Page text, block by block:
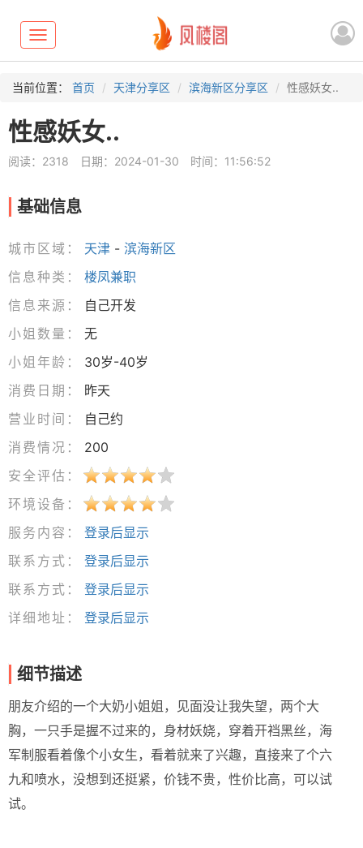
Toggle
navigation
当前位置： 首页 天津分享区 滨海新区分享区 性感妖女..
性感妖女..
阅读：2318 日期：2024-01-30 时间：11:56:52
基础信息
城市区域： 天津 - 滨海新区
信息种类：
楼凤兼职
信息来源：
自己开发
小姐数量：
无
小姐年龄：
30岁-40岁
消费日期：
昨天
营业时间：
自己约
消费情况：
200
安全评估：
环境设备：
服务内容：
登录后显示
联系方式：
登录后显示
联系方式：
登录后显示
详细地址：
登录后显示
细节描述
朋友介绍的一个大奶小姐姐，见面没让我失望，两个大
胸，一只手是握不过来的，身材妖娆，穿着开裆黑丝，海
军制服看着像个小女生，看着就来了兴趣，直接来了个六
九和喷水，没想到还挺紧，价钱不贵，性价比高，可以试
试。